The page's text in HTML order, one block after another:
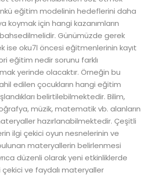
eğitim modelinin hedeflerini daha
için hangi kazanımların
Günümüzde gerek
ise oku7l öncesi eğitmenlerinin kayıt
eğitim nedir sorunu farklı
yerinde olacaktır. Örneğin bu
edilen çocukların hangi eğitim
belirtilebilmektedir. Bilim,
müzik, matematik vb. alanların
hazırlanabilmektedir. Çeşitli
ilgi çekici oyun nesnelerinin ve
materyallerin belirlenmesi
düzenli olarak yeni etkinliklerde
çekici ve faydalı materyaller